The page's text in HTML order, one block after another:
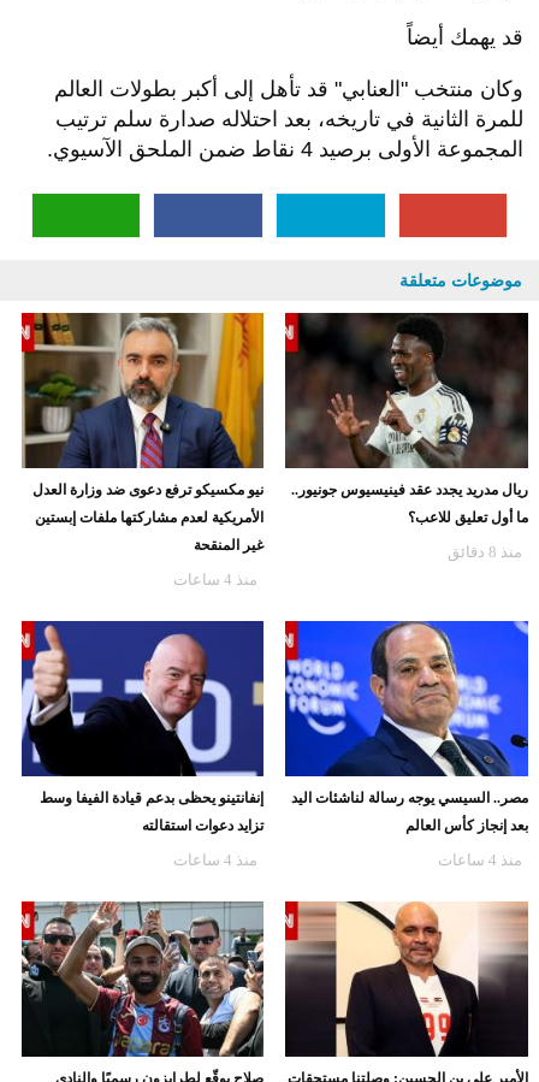
قد يهمك أيضاً
وكان منتخب "العنابي" قد تأهل إلى أكبر بطولات العالم
للمرة الثانية في تاريخه، بعد احتلاله صدارة سلم ترتيب
المجموعة الأولى برصيد 4 نقاط ضمن الملحق الآسيوي.
موضوعات متعلقة
ريال مدريد يجدد عقد فينيسيوس جونيور..
ما أول تعليق للاعب؟
منذ 8 دقائق
نيو مكسيكو ترفع دعوى ضد وزارة العدل
الأمريكية لعدم مشاركتها ملفات إبستين
غير المنقحة
منذ 4 ساعات
مصر.. السيسي يوجه رسالة لناشئات اليد
بعد إنجاز كأس العالم
منذ 4 ساعات
إنفانتينو يحظى بدعم قيادة الفيفا وسط
تزايد دعوات استقالته
منذ 4 ساعات
الأمير علي بن الحسين: وصلتنا مستحقات صلاح يوقّع لطرابزون رسميًا والنادي